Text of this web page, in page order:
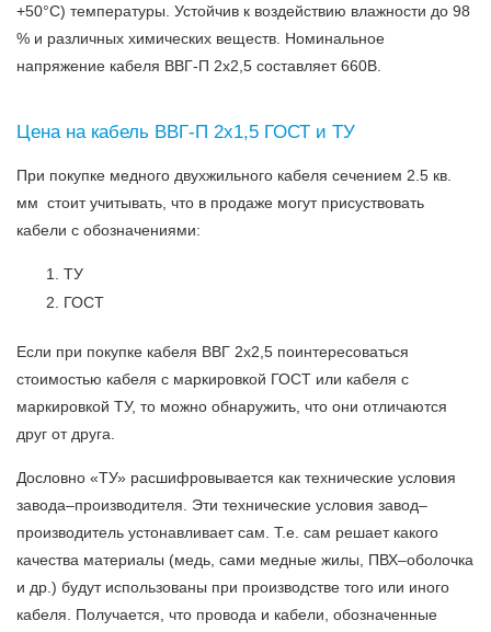
+50°C) температуры. Устойчив к воздействию влажности до 98
% и различных химических веществ. Номинальное
напряжение кабеля ВВГ-П 2х2,5 составляет 660В.
Цена на кабель ВВГ-П 2х1,5 ГОСТ и ТУ
При покупке медного двухжильного кабеля сечением 2.5 кв.
мм стоит учитывать, что в продаже могут присуствовать
кабели с обозначениями:
ТУ
ГОСТ
Если при покупке кабеля ВВГ 2х2,5 поинтересоваться
стоимостью кабеля с маркировкой ГОСТ или кабеля с
маркировкой ТУ, то можно обнаружить, что они отличаются
друг от друга.
Дословно «ТУ» расшифровывается как технические условия
завода–производителя. Эти технические условия завод–
производитель устонавливает сам. Т.е. сам решает какого
качества материалы (медь, сами медные жилы, ПВХ–оболочка
и др.) будут использованы при производстве того или иного
кабеля. Получается, что провода и кабели, обозначенные